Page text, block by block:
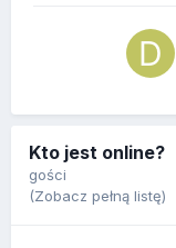
Kto jest online?
gości
(Zobacz pełną listę)